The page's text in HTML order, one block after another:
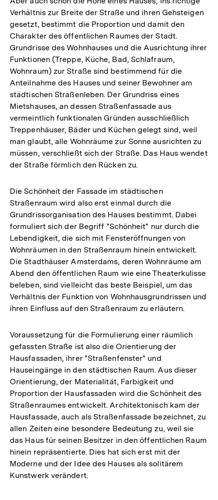
Verhältnis zur Breite der Straße und ihren Gehsteigen
gesetzt, bestimmt die Proportion und damit den
Charakter des öffentlichen Raumes der Stadt.
Grundrisse des Wohnhauses und die Ausrichtung ihrer
Funktionen (Treppe, Küche, Bad, Schlafraum,
Wohnraum) zur Straße sind bestimmend für die
Anteilnahme des Hauses und seiner Bewohner am
städtischen Straßenleben. Der Grundriss eines
Mietshauses, an dessen Straßenfassade aus
vermeintlich funktionalen Gründen ausschließlich
Treppenhäuser, Bäder und Küchen gelegt sind, weil
man glaubt, alle Wohnräume zur Sonne ausrichten zu
müssen, verschließt sich der Straße. Das Haus wendet
der Straße förmlich den Rücken zu.
Die Schönheit der Fassade im städtischen
Straßenraum wird also erst einmal durch die
Grundrissorganisation des Hauses bestimmt. Dabei
formuliert sich der Begriff "Schönheit" nur durch die
Lebendigkeit, die sich mit Fensteröffnungen von
Wohnräumen in den Straßenraum hinein entwickelt.
Die Stadthäuser Amsterdams, deren Wohnräume am
Abend den öffentlichen Raum wie eine Theaterkulisse
beleben, sind vielleicht das beste Beispiel, um das
Verhältnis der Funktion von Wohnhausgrundrissen und
ihren Einfluss auf den Straßenraum zu erläutern.
Voraussetzung für die Formulierung einer räumlich
gefassten Straße ist also die Orientierung der
Hausfassaden, ihrer "Straßenfenster" und
Hauseingänge in den städtischen Raum. Aus dieser
Orientierung, der Materialität, Farbigkeit und
Proportion der Hausfassaden wird die Schönheit des
Straßenraumes entwickelt. Architektonisch kam der
Hausfassade, auch als Straßenfassade bezeichnet, zu
allen Zeiten eine besondere Bedeutung zu, weil sie
das Haus für seinen Besitzer in den öffentlichen Raum
hinein repräsentierte. Dies hat sich erst mit der
Moderne und der Idee des Hauses als solitärem
Kunstwerk verändert.